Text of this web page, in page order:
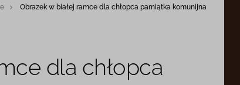
Obrazek w białej ramce dla chłopca pamiątka komunijna
dla chłopca